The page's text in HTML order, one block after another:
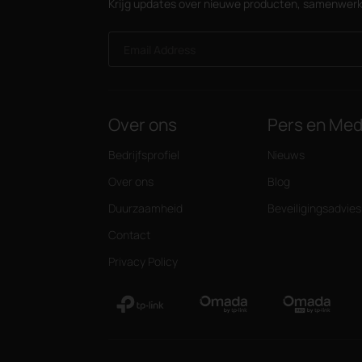
Krijg updates over nieuwe producten,
Over ons
Bedrijfsprofiel
Over ons
Duurzaamheid
Contact
Privacy Policy
Pers en
Nieuws
Blog
Beveiligingsadvies